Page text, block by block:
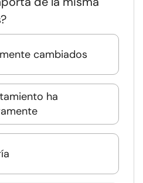
cambiados
ha